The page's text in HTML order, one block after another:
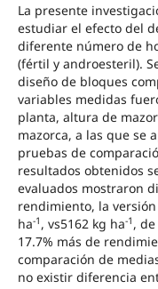
La presente
estudiar el efecto del
diferente número de
(fértil y androesteril).
diseño de bloques
variables medidas
planta, altura de
mazorca, a las que se
pruebas de
resultados obtenidos
evaluados mostraron
rendimiento, la
ha-1 , vs5162 kg ha-1 ,
17.7% más de
comparación de
no existir diferencia